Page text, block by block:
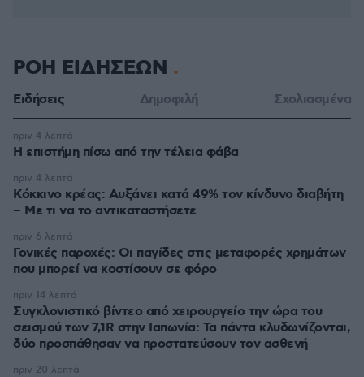
ΡΟΗ ΕΙΔΗΣΕΩΝ
Ειδήσεις Δημοφιλή Σχολιασμένα
Η επιστήμη πίσω από την τέλεια φάβα
πριν 4 λεπτά
Κόκκινο κρέας: Αυξάνει κατά 49% τον κίνδυνο διαβήτη
– Με τι να το αντικαταστήσετε
πριν 4 λεπτά
Γονικές παροχές: Οι παγίδες στις μεταφορές χρημάτων
που μπορεί να κοστίσουν σε φόρο
πριν 6 λεπτά
Συγκλονιστικό βίντεο από χειρουργείο την ώρα του
σεισμού των 7,1R στην Ιαπωνία: Τα πάντα κλυδωνίζονται,
δύο προσπάθησαν να προστατεύσουν τον ασθενή
πριν 14 λεπτά
πριν 20 λεπτά